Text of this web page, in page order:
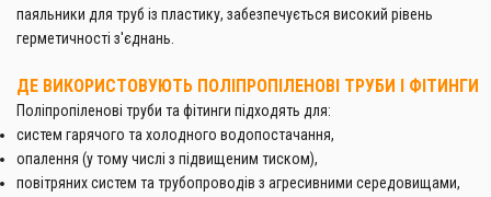
паяльники для труб із пластику, забезпечується високий рівень
герметичності з'єднань.
ДЕ ВИКОРИСТОВУЮТЬ ПОЛІПРОПІЛЕНОВІ ТРУБИ І ФІТИНГИ
Поліпропіленові труби та фітинги підходять для:
систем гарячого та холодного водопостачання,
опалення (у тому числі з підвищеним тиском),
повітряних систем та трубопроводів з агресивними середовищами,